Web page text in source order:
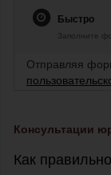
Быстро
Заполните
Отправляя
Консультации
Как